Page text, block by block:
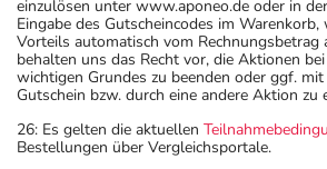
einzulösen unter www.aponeo.de oder in
Eingabe des Gutscheincodes im
Vorteils automatisch vom Rechnungsbetrag
behalten uns das Recht vor, die Aktionen
wichtigen Grundes zu beenden oder ggf. mit
Gutschein bzw. durch eine andere Aktion zu
26: Es gelten die aktuellen
Bestellungen über Vergleichsportale.